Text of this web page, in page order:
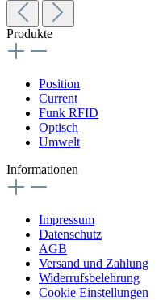
Produkte
Position
Current
Funk RFID
Optisch
Umwelt
Informationen
Impressum
Datenschutz
AGB
Versand und Zahlung
Widerrufsbelehrung
Cookie Einstellungen